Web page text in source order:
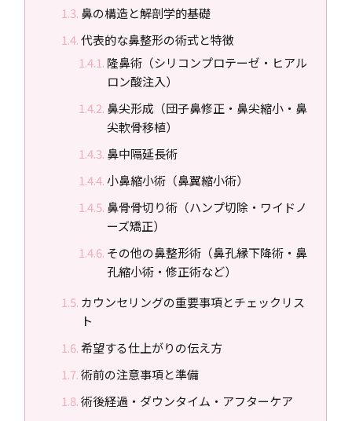
鼻の構造と解剖学的基礎
代表的な鼻整形の術式と特徴
隆鼻術（シリコンプロテーゼ・ヒアル
ロン酸注入）
鼻尖形成（団子鼻修正・鼻尖縮小・鼻
尖軟骨移植）
鼻中隔延長術
小鼻縮小術（鼻翼縮小術）
鼻骨骨切り術（ハンプ切除・ワイドノ
ーズ矯正）
その他の鼻整形術（鼻孔縁下降術・鼻
孔縮小術・修正術など）
カウンセリングの重要事項とチェックリス
ト
希望する仕上がりの伝え方
術前の注意事項と準備
術後経過・ダウンタイム・アフターケア